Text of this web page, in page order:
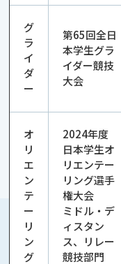
グ
ラ
イ
ダ
ー
第65回全日
本学生グラ
イダー競技
大会
オ
リ
エ
ン
テ
ー
リ
ン
グ
2024年度
日本学生オ
リエンテー
リング選手
権大会
ミドル・デ
ィスタン
ス、リレー
競技部門